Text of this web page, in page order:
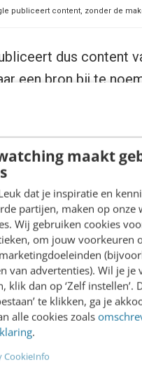
maakt
dat je inspiratie en
partijen, maken op onze
Wij gebruiken cookies
om jouw voorkeuren
van advertenties). Wil je je
klik dan op ‘Zelf instellen’.
te klikken, ga je
alle cookies zoals
.
CookieInfo
publiceert content, zonder de
dus content
een bron bij te
manier
wat doet u nu?
onderzoeken,
vanJumpshoten
dat Google in de
meer van die
de gebruiker
website hoeft te
dat het aantal mobiele